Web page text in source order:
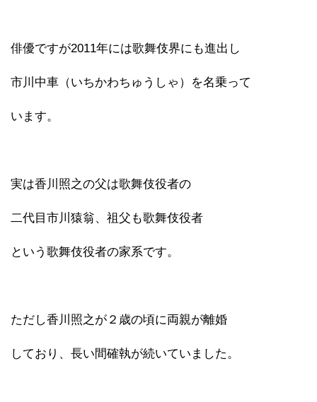
俳優ですが2011年には歌舞伎界にも進出し
市川中車（いちかわちゅうしゃ）を名乗って
います。
実は香川照之の父は歌舞伎役者の
二代目市川猿翁、祖父も歌舞伎役者
という歌舞伎役者の家系です。
ただし香川照之が２歳の頃に両親が離婚
しており、長い間確執が続いていました。